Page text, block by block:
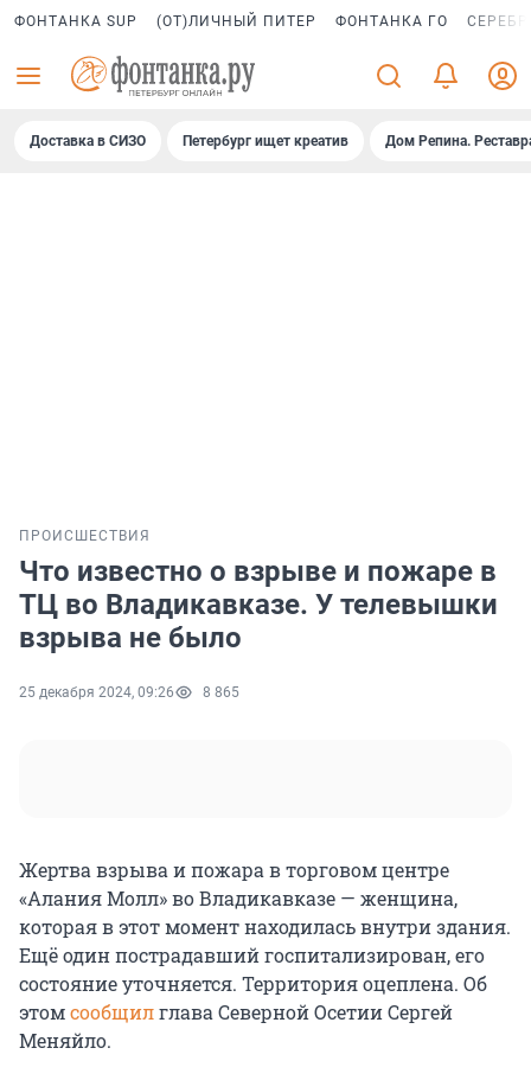
ФОНТАНКА SUP (ОТ)ЛИЧНЫЙ ПИТЕР ФОНТАНКА ГО
Доставка в СИЗО Петербург ищет креатив Дом Репина.
ПРОИСШЕСТВИЯ
Что известно о взрыве и пожаре в
ТЦ во Владикавказе. У телевышки
взрыва не было
25 декабря 2024, 09:26 8 865
Жертва взрыва и пожара в торговом центре
«Алания Молл» во Владикавказе — женщина,
которая в этот момент находилась внутри здания.
Ещё один пострадавший госпитализирован, его
состояние уточняется. Территория оцеплена. Об
этомсообщилглава Северной Осетии Сергей
Меняйло.